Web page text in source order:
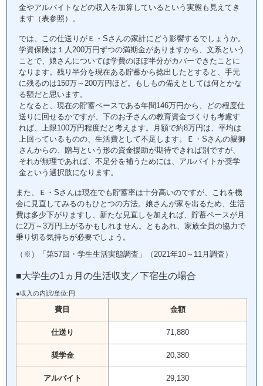
金やアルバイトなどの収入を加算しているという実態も見えてき
ます（表参照）。
では、この仕送りがＥ・Sさんの家計にどう影響するでしょうか。
学資保険は１人200万円ずつの満期金がありますから、文系という
ことで、娘さんについては学費のほぼ半分がカバーできたことに
なります。残り半分を現在ある貯蓄から捻出したとすると、手元
に残るのは150万～200万円ほど。もしもの備えとしては何とかな
る額だと思います。
となると、現在の貯蓄ペースである年間146万円から、どの程度仕
送りに回せるかですが、下のお子さんの教育資金づくりも考慮す
れば、上限100万円程度だと考えます。月額で約8万円は、平均は
上回っているものの、生活費として不足します。Ｅ・Sさんの親御
さんからの、贈与という形の資金援助が期待できれば別ですが、
それが無理であれば、不足分を補うためには、アルバイトか奨学
金という選択肢になります。
また、Ｅ・Sさんは現在でも貯蓄率は十分高いのですが、これを機
会に見直してみるのもひとつの方法。娘さんが家を出るため、生活
費は多少下がりますし、新たな見直しを加えれば、貯蓄ペースが月
に2万～3万円上がるかもしれません。ともあれ、家族全員の協力で
乗り切る気持ちが必要でしょう。
（※）「第57回・学生生活実態調査」（2021年10～11月調査）
■大学生の1ヵ月の生活収支／下宿生の場合
●収入の内訳/単位:円
費目 金額
仕送り 71,880
奨学金 20,380
アルバイト 29,130